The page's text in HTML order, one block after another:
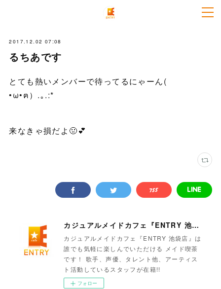
2017.12.02 07:08
るちあです
とても熱いメンバーで待ってるにゃーん(
•ω•ฅ）.｡.:*
来なきゃ損だよ🤢💕
カジュアルメイドカフェ『ENTRY 池袋店』
カジュアルメイドカフェ『ENTRY 池袋店』は
誰でも気軽に楽しんでいただける メイド喫茶
です！ 歌手、声優、タレント他、アーティス
ト活動しているスタッフが在籍!!
フォロー